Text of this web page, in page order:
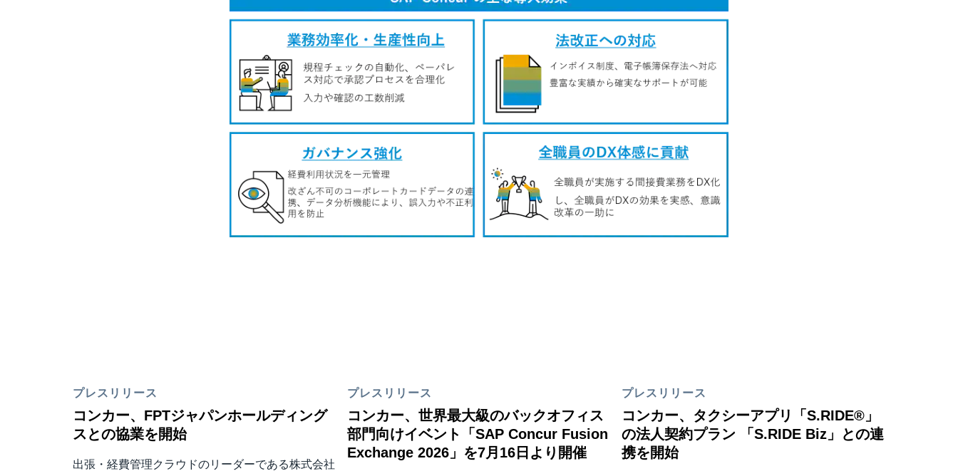
プレスリリース
コンカー、FPTジャパンホールディング
スとの協業を開始
出張・経費管理クラウドのリーダーである株式会社
プレスリリース
コンカー、世界最大級のバックオフィス
部門向けイベント「SAP Concur Fusion
Exchange 2026」を7月16日より開催
プレスリリース
コンカー、タクシーアプリ「S.RIDE®」
の法人契約プラン 「S.RIDE Biz」との連
携を開始